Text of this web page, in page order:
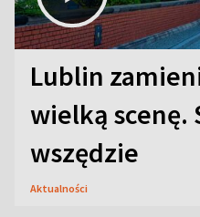
Lublin
wielką scenę.
wszędzie
Aktualności